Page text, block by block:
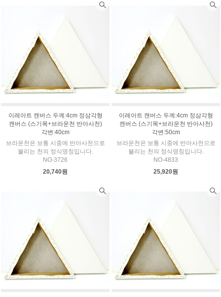
이레아트 캔버스 두께:4cm 정삼각형
캔버스 (스기목+브라운천 반아사천)
각변:40cm
브라운천은 보통 시중에 반아사천으로
불리는 천의 정식명칭입니다.
NO-3726
20,740원
이레아트 캔버스 두께:4cm 정삼각형
캔버스 (스기목+브라운천 반아사천)
각변:50cm
브라운천은 보통 시중에 반아사천으로
불리는 천의 정식명칭입니다.
NO-4833
25,920원